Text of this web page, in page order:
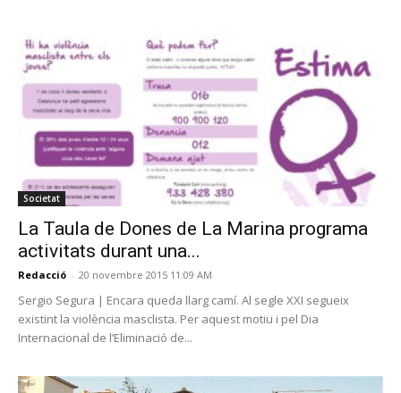
Societat
La Taula de Dones de La Marina programa
activitats durant una...
Redacció - 20 novembre 2015 11:09 AM
Sergio Segura | Encara queda llarg camí. Al segle XXI segueix
existint la violència masclista. Per aquest motiu i pel Dia
Internacional de l’Eliminació de...